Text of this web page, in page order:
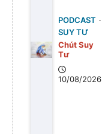
PODCAST
SUY TƯ
Chút Suy
Tư
10/08/2026